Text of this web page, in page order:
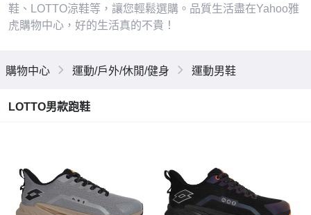
鞋、LOTTO涼鞋等，讓您輕鬆選購。品質生活盡在Yahoo雅
虎購物中心，好的生活真的不貴！
購物中心 運動/戶外/休閒/健身 運動男鞋
LOTTO男款跑鞋